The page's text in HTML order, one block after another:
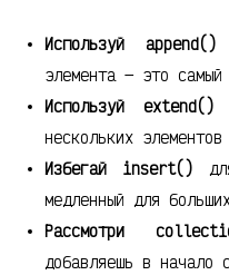
Используй append()
элемента — это самый
Используй extend()
нескольких элементов
Избегай insert()
медленный для
Рассмотри
добавляешь в начало